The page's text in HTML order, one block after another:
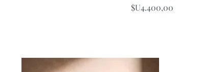
Price
$U4.400,00